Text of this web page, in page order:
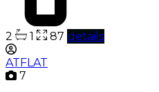
2 1 87 details
ATFLAT
7